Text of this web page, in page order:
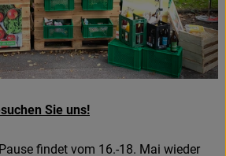
Sie uns!
findet vom 16.-18. Mai wieder